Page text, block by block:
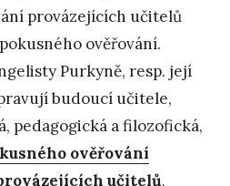
provázejících učitelů
ověřování.
Purkyně, resp. její
budoucí učitele,
pedagogická a filozofická,
ověřování
učitelů,